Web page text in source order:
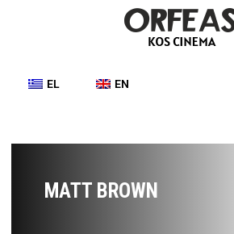
EL EN
MATT BROWN